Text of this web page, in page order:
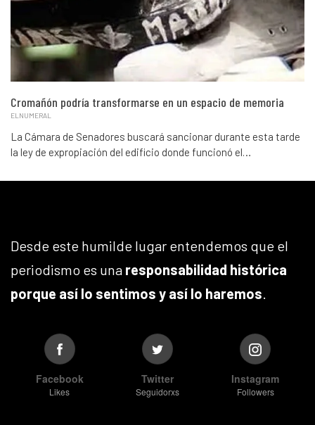
Cromañón podría transformarse en un espacio de memoria
ELNUMERAL
La Cámara de Senadores buscará sancionar durante esta tarde
la ley de expropiación del edificio donde funcionó el…
Desde este humilde lugar entendemos que el
periodismo es una responsabilidad histórica
porque así lo sentimos y así lo haremos.
Facebook
Likes
Twitter
Seguidorxs
Instagram
Followers